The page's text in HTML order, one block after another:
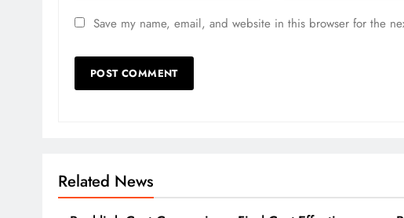
Save my name, email, and website in this browser for the
Related News